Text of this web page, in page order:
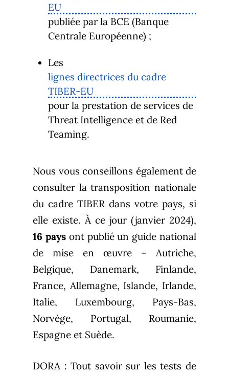
EU
publiée par la BCE (Banque
Centrale Européenne) ;
Les
lignes directrices du cadre
TIBER-EU
pour la prestation de services de
Threat Intelligence et de Red
Teaming.
Nous vous conseillons également de
consulter la transposition nationale
du cadre TIBER dans votre pays, si
elle existe. À ce jour (janvier 2024),
16 paysont publié un guide national
de mise en œuvre – Autriche,
Belgique, Danemark, Finlande,
France, Allemagne, Islande, Irlande,
Italie, Luxembourg, Pays-Bas,
Norvège, Portugal, Roumanie,
Espagne et Suède.
DORA : Tout savoir sur les tests de